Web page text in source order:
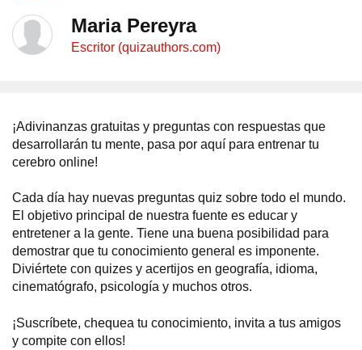
Maria Pereyra
Escritor (quizauthors.com)
¡Adivinanzas gratuitas y preguntas con respuestas que
desarrollarán tu mente, pasa por aquí para entrenar tu
cerebro online!
Cada día hay nuevas preguntas quiz sobre todo el mundo.
El objetivo principal de nuestra fuente es educar y
entretener a la gente. Tiene una buena posibilidad para
demostrar que tu conocimiento general es imponente.
Diviértete con quizes y acertijos en geografía, idioma,
cinematógrafo, psicología y muchos otros.
¡Suscríbete, chequea tu conocimiento, invita a tus amigos
y compite con ellos!